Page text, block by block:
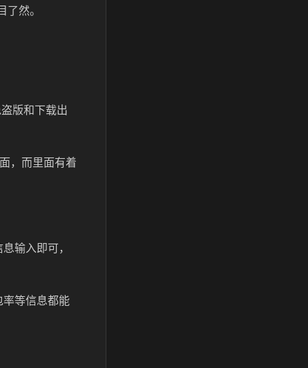
然。
版和下载出
，而里面有着
输入即可，
等信息都能